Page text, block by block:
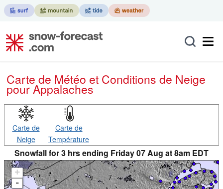
Carte de Météo et Conditions de Neige
pour Appalaches
Carte de
Neige
Carte de
Température
Snowfall for 3 hrs ending Friday 07 Aug at 8am EDT
+
-